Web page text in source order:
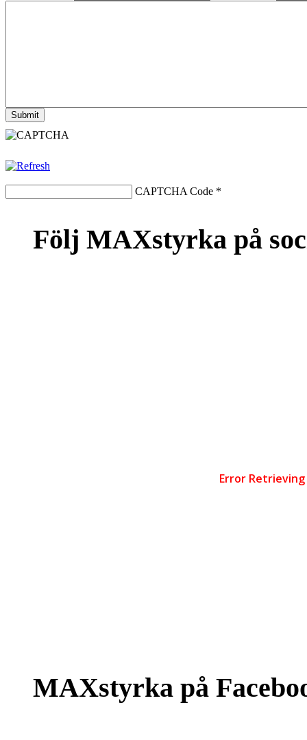
CAPTCHA Code *
Följ MAXstyrka på
MAXstyrka på